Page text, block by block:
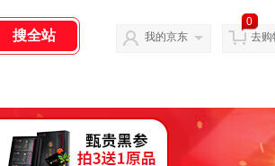
我的京东
0
去购